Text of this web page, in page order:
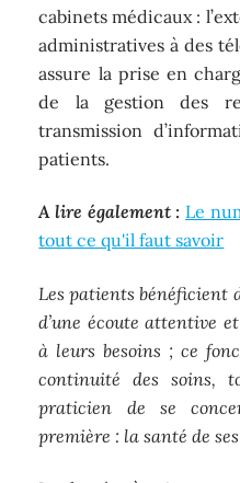
cabinets médicaux :
administratives à des
assure la prise en
de la gestion des
transmission
patients.
A lire également : Le
tout ce qu'il faut savoir
Les patients bénéficient
d’une écoute attentive
à leurs besoins ; ce
continuité des soins,
praticien de se
première : la santé de